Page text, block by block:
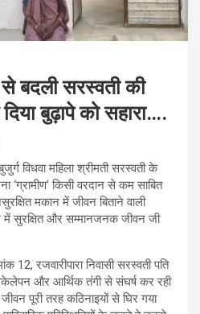
बदली सरस्वती की
बुढ़ापे को सहारा….
विधवा महिला श्रीमती सरस्वती के
‘ग्रामीण’ किसी वरदान से कम साबित
मकान में जीवन बिताने वाली
सुरक्षित और सम्मानजनक जीवन जी
12, रजवारीपारा निवासी सरस्वती पति
और आर्थिक तंगी से संघर्ष कर रही
पूरी तरह कठिनाइयों से घिर गया